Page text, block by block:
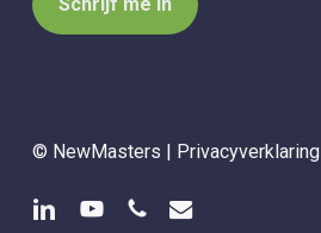
© NewMasters | Privacyverklaring
linkedinyoutubephoneemail